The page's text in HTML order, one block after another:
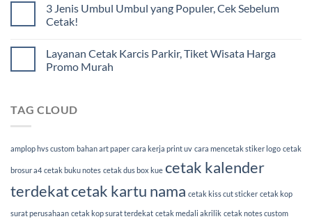
3 Jenis Umbul Umbul yang Populer, Cek Sebelum
Cetak!
Layanan Cetak Karcis Parkir, Tiket Wisata Harga
Promo Murah
TAG CLOUD
amplop hvs custom bahan art paper cara kerja print uv cara mencetak stiker logo cetak
brosur a4 cetak buku notes cetak dus box kue cetak kalender
terdekatcetak kartu nama cetak kiss cut sticker cetak kop
surat perusahaan cetak kop surat terdekat cetak medali akrilik cetak notes custom